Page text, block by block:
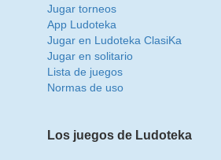
Jugar torneos
App Ludoteka
Jugar en Ludoteka ClasiKa
Jugar en solitario
Lista de juegos
Normas de uso
Los juegos de Ludoteka